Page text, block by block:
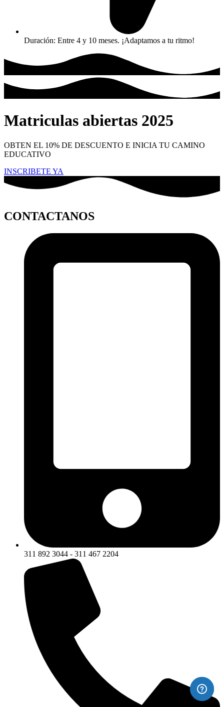
Duración: Entre 4 y 10 meses. ¡Adaptamos a tu ritmo!
Matriculas abiertas 2025
OBTEN EL 10% DE DESCUENTO E INICIA TU CAMINO
EDUCATIVO
INSCRIBETE YA
CONTACTANOS
311 892 3044 - 311 467 2204